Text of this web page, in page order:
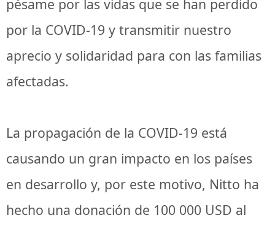
pésame por las vidas que se han perdido
por la COVID-19 y transmitir nuestro
aprecio y solidaridad para con las familias
afectadas.
La propagación de la COVID-19 está
causando un gran impacto en los países
en desarrollo y, por este motivo, Nitto ha
hecho una donación de 100 000 USD al